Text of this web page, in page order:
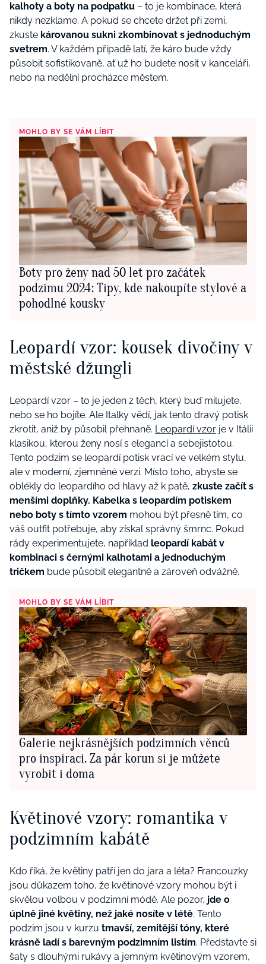
kalhoty a boty na podpatku – to je kombinace, která
nikdy nezklame. A pokud se chcete držet při zemi,
zkuste károvanou sukni zkombinovat s jednoduchým
svetrem. V každém případě latí, že káro bude vždy
působit sofistikovaně, ať už ho budete nosit v kanceláři,
nebo na nedělní procházce městem.
MOHLO BY SE VÁM LÍBIT
Boty pro ženy nad 50 let pro začátek
podzimu 2024: Tipy, kde nakoupíte stylové a
pohodlné kousky
Leopardí vzor: kousek divočiny v
městské džungli
Leopardí vzor – to je jeden z těch, který buď milujete,
nebo se ho bojíte. Ale Italky vědí, jak tento dravý potisk
zkrotit, aniž by působil přehnaně. Leopardí vzor je v Itálii
klasikou, kterou ženy nosí s elegancí a sebejistotou.
Tento podzim se leopardí potisk vrací ve velkém stylu,
ale v moderní, zjemněné verzi. Místo toho, abyste se
oblékly do leopardího od hlavy až k patě, zkuste začít s
menšími doplňky. Kabelka s leopardím potiskem
nebo boty s tímto vzorem mohou být přesně tím, co
váš outfit potřebuje, aby získal správný šmrnc. Pokud
rády experimentujete, například leopardí kabát v
kombinaci s černými kalhotami a jednoduchým
tričkem bude působit elegantně a zároveň odvážně.
MOHLO BY SE VÁM LÍBIT
Galerie nejkrásnějších podzimních věnců
pro inspiraci. Za pár korun si je můžete
vyrobit i doma
Květinové vzory: romantika v
podzimním kabátě
Kdo říká, že květiny patří jen do jara a léta? Francouzky
jsou důkazem toho, že květinové vzory mohou být i
skvělou volbou v podzimní módě. Ale pozor, jde o
úplně jiné květiny, než jaké nosíte v létě. Tento
podzim jsou v kurzu tmavší, zemitější tóny, které
krásně ladí s barevným podzimním listím. Představte si
šaty s dlouhými rukávy a jemným květinovým vzorem,